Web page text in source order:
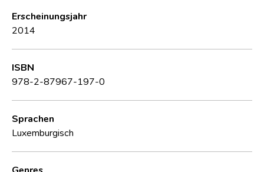
Erscheinungsjahr
2014
ISBN
978-2-87967-197-0
Sprachen
Luxemburgisch
Genres